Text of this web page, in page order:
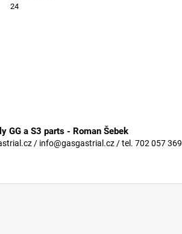
24
GG a S3 parts - Roman Šebek
/ info@gasgastrial.cz / tel. 702 057 369